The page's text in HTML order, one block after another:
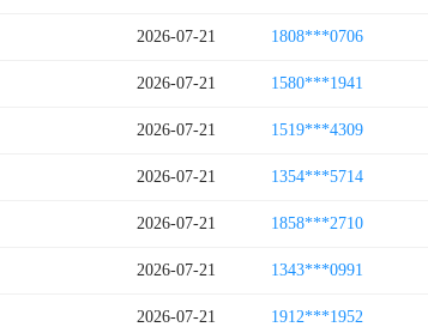
2026-07-21 1808***0706
2026-07-21 1580***1941
2026-07-21 1519***4309
2026-07-21 1354***5714
2026-07-21 1858***2710
2026-07-21 1343***0991
2026-07-21 1912***1952